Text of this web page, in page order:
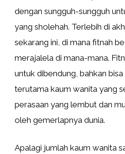
dengan sungguh-sungguh
yang sholehah. Terlebih di
sekarang ini, di mana fitnah
merajalela di mana-mana.
untuk dibendung, bahkan bisa
terutama kaum wanita yang
perasaan yang lembut dan
oleh gemerlapnya dunia.
Apalagi jumlah kaum wanita